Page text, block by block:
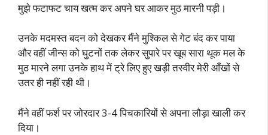
मुझे फटाफट चाय खत्म कर अपने घर आकर मुठ मारनी पड़ी।
उनके मदमस्त बदन को देखकर मैंने मुश्किल से गेट बंद कर पाया
और वहीं जीन्स को घुटनों तक लेकर सुपारे पर खूब सारा थूक मल के
मुठ मारने लगा उनके हाथ में ट्रे लिए हुए खड़ी तस्वीर मेरी आँखों से
उतर ही नहीं रही थी।
मैंने वहीं फर्श पर जोरदार 3-4 पिचकारियों से अपना लौड़ा खाली कर
दिया।